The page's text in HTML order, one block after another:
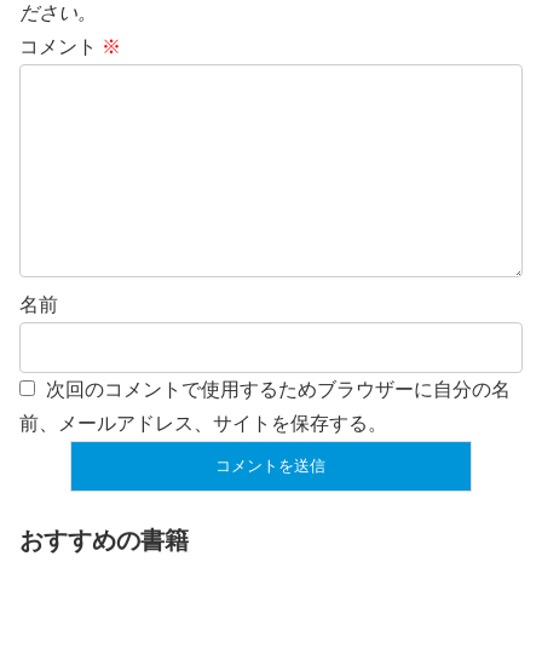
ださい。
コメント ※
名前
次回のコメントで使用するためブラウザーに自分の名
前、メールアドレス、サイトを保存する。
おすすめの書籍